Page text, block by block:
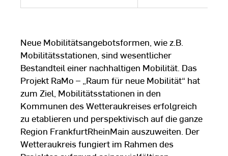
Neue Mobilitätsangebotsformen, wie z.B.
Mobilitätsstationen, sind wesentlicher
Bestandteil einer nachhaltigen Mobilität. Das
Projekt RaMo – „Raum für neue Mobilität“ hat
zum Ziel, Mobilitätsstationen in den
Kommunen des Wetteraukreises erfolgreich
zu etablieren und perspektivisch auf die ganze
Region FrankfurtRheinMain auszuweiten. Der
Wetteraukreis fungiert im Rahmen des